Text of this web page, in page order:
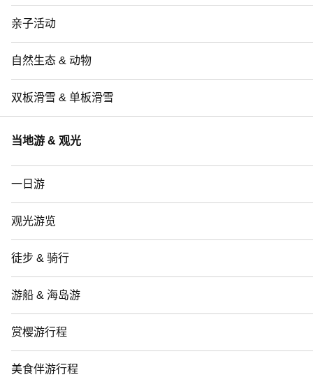
亲子活动
自然生态 & 动物
双板滑雪 & 单板滑雪
当地游 & 观光
一日游
观光游览
徒步 & 骑行
游船 & 海岛游
赏樱游行程
美食伴游行程